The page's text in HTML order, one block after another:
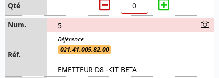
5
021.41.005.82.00
EMETTEUR D8 -KIT BETA